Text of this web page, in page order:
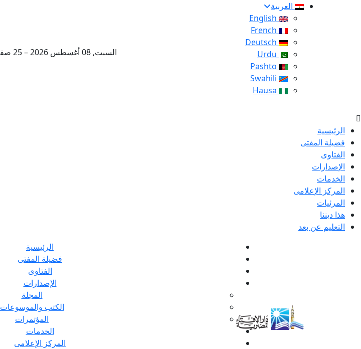
العربية
السبت, 08 أغسطس 2026 – 25 صفر 1448 هـ
الرئيسية
فضيلة المفتى
الفتاوى
الإصدارات
الخدمات
المركز الإعلامى
المرئيات
هذا ديننا
التعليم عن بعد
الرئيسية
فضيلة المفتى
الفتاوى
الإصدارات
المجلة
الكتب والموسوعات
المؤتمرات
الخدمات
المركز الإعلامى